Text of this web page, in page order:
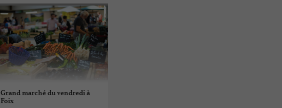
Grand marché du vendredi à
Foix